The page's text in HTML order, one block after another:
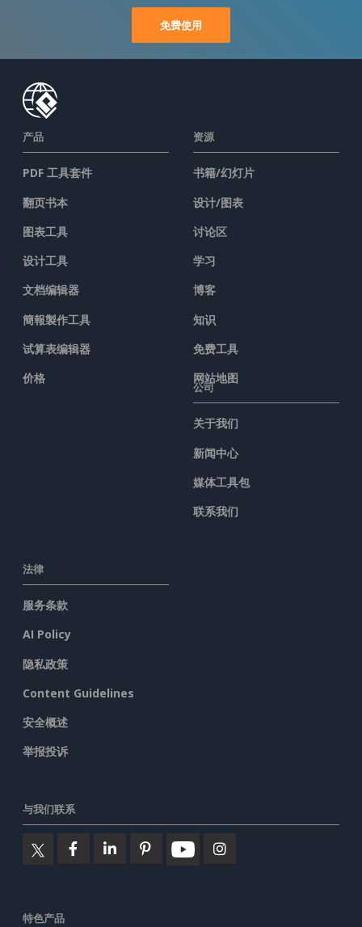
免费使用
产品
PDF 工具套件
翻页书本
图表工具
设计工具
文档编辑器
簡報製作工具
试算表编辑器
价格
资源
书籍/幻灯片
设计/图表
讨论区
学习
博客
知识
免费工具
网站地图
公司
关于我们
新闻中心
媒体工具包
联系我们
法律
服务条款
AI Policy
隐私政策
Content Guidelines
安全概述
举报投诉
与我们联系
特色产品